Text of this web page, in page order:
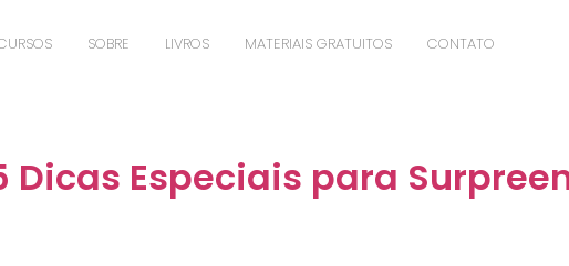
SOBRE LIVROS MATERIAIS GRATUITOS CONTATO
Especiais para